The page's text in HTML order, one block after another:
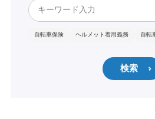
自転車保険 ヘルメット着用義務 自転
検索